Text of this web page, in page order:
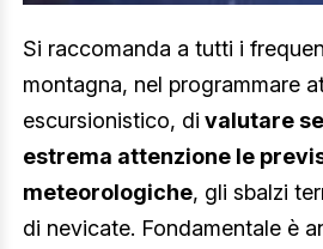
Si raccomanda a tutti i
montagna, nel programmare
escursionistico, di valutare
estrema attenzione le
meteorologiche, gli sbalzi
di nevicate. Fondamentale è